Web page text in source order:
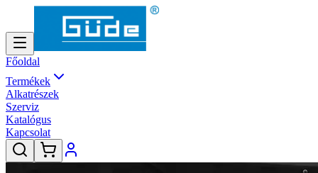
Főoldal
Termékek
Alkatrészek
Szerviz
Katalógus
Kapcsolat